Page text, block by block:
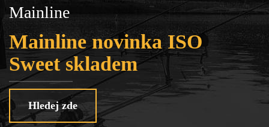
Mainline
Mainline novinka ISO
Sweet skladem
Hledej zde